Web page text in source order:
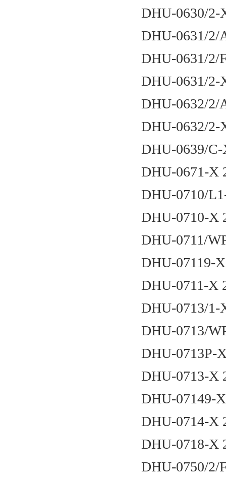
DHU-0630/2-
DHU-0631/2/
DHU-0631/2/
DHU-0631/2-
DHU-0632/2/
DHU-0632/2-
DHU-0639/
DHU-0671-X
DHU-0710/
DHU-0710-X
DHU-0711/
DHU-07119-
DHU-0711-X
DHU-0713/1-
DHU-0713/
DHU-0713P-
DHU-0713-X
DHU-07149-
DHU-0714-X
DHU-0718-X
DHU-0750/2/